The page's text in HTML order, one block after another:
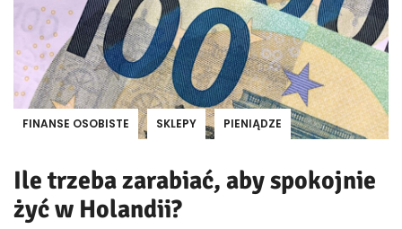
FINANSE OSOBISTE SKLEPY PIENIĄDZE
Ile trzeba zarabiać, aby spokojnie
żyć w Holandii?